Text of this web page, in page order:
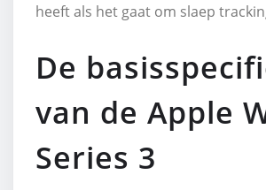
heeft als het gaat om slaep
De
van de Apple
Series 3